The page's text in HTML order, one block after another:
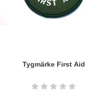
Tygmärke First Aid
Art. nr6284 Betyg: 0 stjärnor av 5